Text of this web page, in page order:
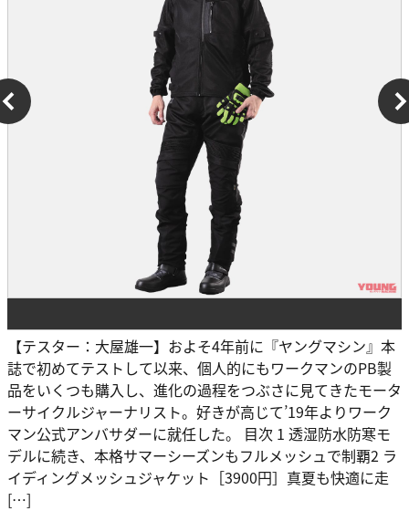
【テスター：大屋雄一】およそ4年前に『ヤングマシン』本
誌で初めてテストして以来、個人的にもワークマンのPB製
品をいくつも購入し、進化の過程をつぶさに見てきたモータ
ーサイクルジャーナリスト。好きが高じて’19年よりワーク
マン公式アンバサダーに就任した。 目次 1 透湿防水防寒モ
デルに続き、本格サマーシーズンもフルメッシュで制覇2 ラ
イディングメッシュジャケット［3900円］真夏も快適に走
[…]